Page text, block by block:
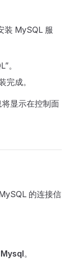
装 MySQL 服
。
完成。
显示在控制面
的连接信
Mysql。